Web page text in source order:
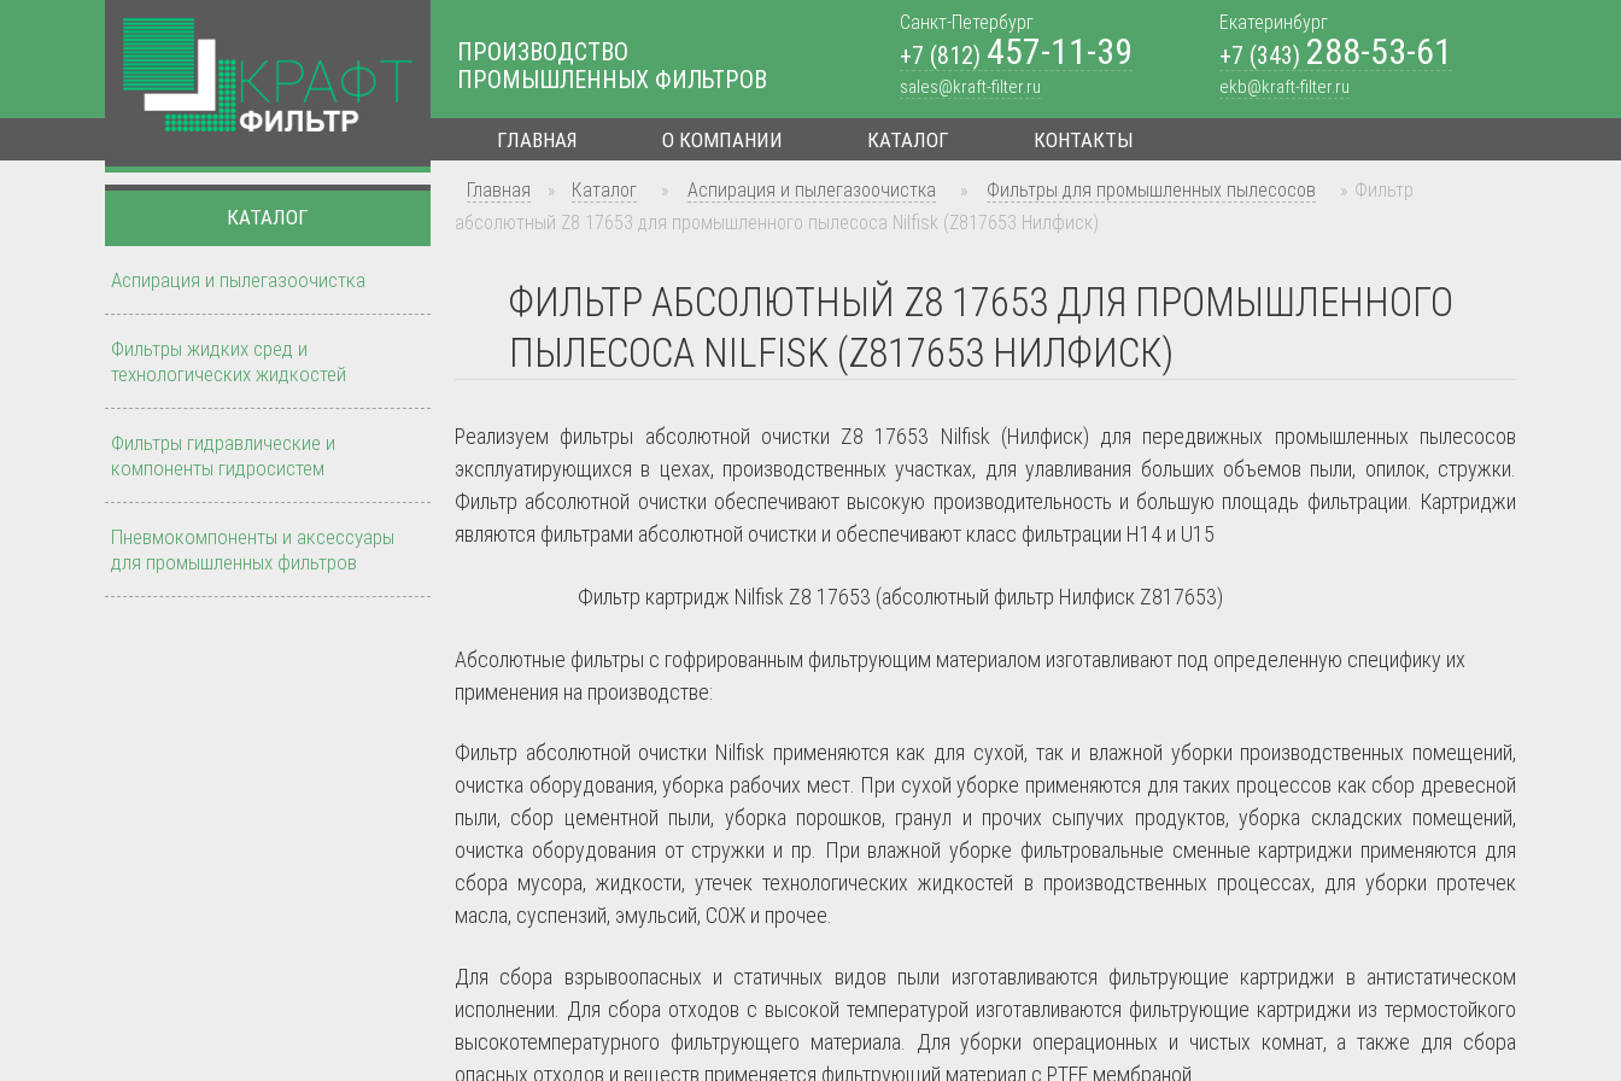
ПРОИЗВОДСТВО
ПРОМЫШЛЕННЫХ ФИЛЬТРОВ
Санкт-Петербург
+7 (812) 457-11-39
sales@kraft-filter.ru
Екатеринбург
+7 (343) 288-53-61
ekb@kraft-filter.ru
ГЛАВНАЯ О КОМПАНИИ КАТАЛОГ КОНТАКТЫ
Главная » Каталог » Аспирация и пылегазоочистка » Фильтры для промышленных пылесосов » Фильтр
абсолютный Z8 17653 для промышленного пылесоса Nilfisk (Z817653 Нилфиск)
ФИЛЬТР АБСОЛЮТНЫЙ Z8 17653 ДЛЯ ПРОМЫШЛЕННОГО
ПЫЛЕСОСА NILFISK (Z817653 НИЛФИСК)
Реализуем фильтры абсолютной очистки Z8 17653 Nilfisk (Нилфиск) для передвижных промышленных пылесосов
эксплуатирующихся в цехах, производственных участках, для улавливания больших объемов пыли, опилок, стружки.
Фильтр абсолютной очистки обеспечивают высокую производительность и большую площадь фильтрации. Картриджи
являются фильтрами абсолютной очистки и обеспечивают класс фильтрации H14 и U15
Фильтр картридж Nilfisk Z8 17653 (абсолютный фильтр Нилфиск Z817653)
Абсолютные фильтры с гофрированным фильтрующим материалом изготавливают под определенную специфику их
применения на производстве:
Фильтр абсолютной очистки Nilfisk применяются как для сухой, так и влажной уборки производственных помещений,
очистка оборудования, уборка рабочих мест. При сухой уборке применяются для таких процессов как сбор древесной
пыли, сбор цементной пыли, уборка порошков, гранул и прочих сыпучих продуктов, уборка складских помещений,
очистка оборудования от стружки и пр. При влажной уборке фильтровальные сменные картриджи применяются для
сбора мусора, жидкости, утечек технологических жидкостей в производственных процессах, для уборки протечек
масла, суспензий, эмульсий, СОЖ и прочее.
Для сбора взрывоопасных и статичных видов пыли изготавливаются фильтрующие картриджи в антистатическом
исполнении. Для сбора отходов с высокой температурой изготавливаются фильтрующие картриджи из термостойкого
высокотемпературного фильтрующего материала. Для уборки операционных и чистых комнат, а также для сбора
опасных отходов и веществ применяется фильтрующий материал с PTFE мембраной.
КАТАЛОГ
Аспирация и пылегазоочистка
Фильтры жидких сред и
технологических жидкостей
Фильтры гидравлические и
компоненты гидросистем
Пневмокомпоненты и аксессуары
для промышленных фильтров